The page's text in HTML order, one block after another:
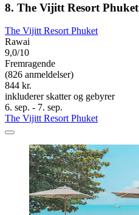
8. The Vijitt Resort Phuket
The Vijitt Resort Phuket
Rawai
9,0/10
Fremragende
(826 anmeldelser)
844 kr.
inkluderer skatter og gebyrer
6. sep. - 7. sep.
The Vijitt Resort Phuket